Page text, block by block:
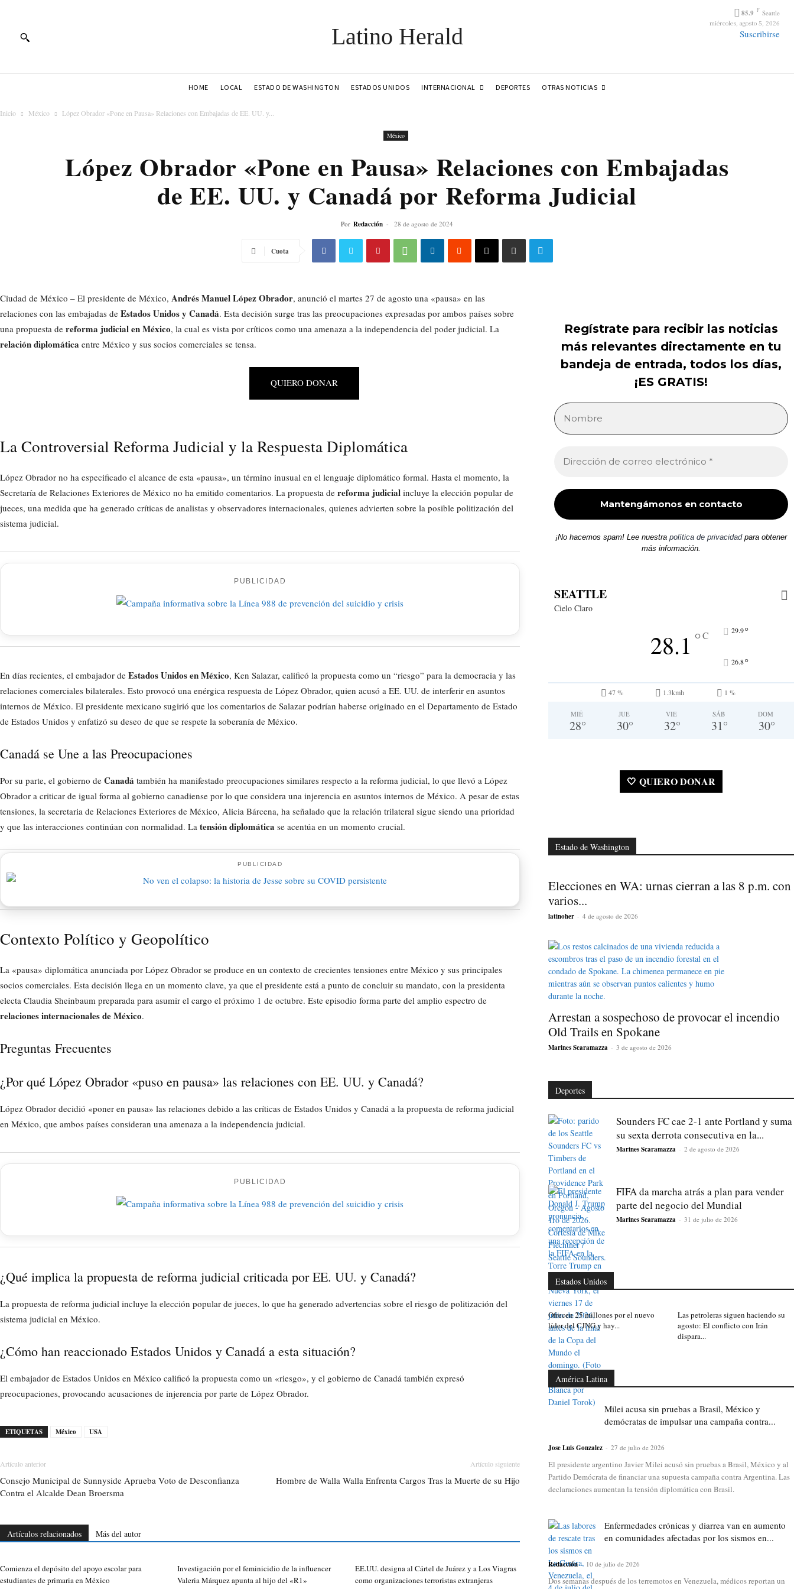
Latino Herald
85.9 F Seattle
miércoles, agosto 5, 2026
Suscribirse
HOME LOCAL ESTADO DE WASHINGTON ESTADOS UNIDOS INTERNACIONAL DEPORTES OTRAS NOTICIAS
Inicio México López Obrador «Pone en Pausa» Relaciones con Embajadas de EE. UU. y...
México
López Obrador «Pone en Pausa» Relaciones con Embajadas
de EE. UU. y Canadá por Reforma Judicial
Por Redacción - 28 de agosto de 2024
Cuota
Ciudad de México – El presidente de México, Andrés Manuel López Obrador, anunció el martes 27 de agosto una «pausa» en las
relaciones con las embajadas de Estados Unidos y Canadá. Esta decisión surge tras las preocupaciones expresadas por ambos países sobre
una propuesta de reforma judicial en México, la cual es vista por críticos como una amenaza a la independencia del poder judicial. La
relación diplomática entre México y sus socios comerciales se tensa.
QUIERO DONAR
La Controversial Reforma Judicial y la Respuesta Diplomática
López Obrador no ha especificado el alcance de esta «pausa», un término inusual en el lenguaje diplomático formal. Hasta el momento, la
Secretaría de Relaciones Exteriores de México no ha emitido comentarios. La propuesta de reforma judicial incluye la elección popular de
jueces, una medida que ha generado críticas de analistas y observadores internacionales, quienes advierten sobre la posible politización del
sistema judicial.
PUBLICIDAD
En días recientes, el embajador de Estados Unidos en México, Ken Salazar, calificó la propuesta como un “riesgo” para la democracia y las
relaciones comerciales bilaterales. Esto provocó una enérgica respuesta de López Obrador, quien acusó a EE. UU. de interferir en asuntos
internos de México. El presidente mexicano sugirió que los comentarios de Salazar podrían haberse originado en el Departamento de Estado
de Estados Unidos y enfatizó su deseo de que se respete la soberanía de México.
Canadá se Une a las Preocupaciones
Por su parte, el gobierno de Canadá también ha manifestado preocupaciones similares respecto a la reforma judicial, lo que llevó a López
Obrador a criticar de igual forma al gobierno canadiense por lo que considera una injerencia en asuntos internos de México. A pesar de estas
tensiones, la secretaria de Relaciones Exteriores de México, Alicia Bárcena, ha señalado que la relación trilateral sigue siendo una prioridad
y que las interacciones continúan con normalidad. La tensión diplomática se acentúa en un momento crucial.
PUBLICIDAD
Contexto Político y Geopolítico
La «pausa» diplomática anunciada por López Obrador se produce en un contexto de crecientes tensiones entre México y sus principales
socios comerciales. Esta decisión llega en un momento clave, ya que el presidente está a punto de concluir su mandato, con la presidenta
electa Claudia Sheinbaum preparada para asumir el cargo el próximo 1 de octubre. Este episodio forma parte del amplio espectro de
relaciones internacionales de México.
Preguntas Frecuentes
¿Por qué López Obrador «puso en pausa» las relaciones con EE. UU. y Canadá?
López Obrador decidió «poner en pausa» las relaciones debido a las críticas de Estados Unidos y Canadá a la propuesta de reforma judicial
en México, que ambos países consideran una amenaza a la independencia judicial.
PUBLICIDAD
¿Qué implica la propuesta de reforma judicial criticada por EE. UU. y Canadá?
La propuesta de reforma judicial incluye la elección popular de jueces, lo que ha generado advertencias sobre el riesgo de politización del
sistema judicial en México.
¿Cómo han reaccionado Estados Unidos y Canadá a esta situación?
El embajador de Estados Unidos en México calificó la propuesta como un «riesgo», y el gobierno de Canadá también expresó
preocupaciones, provocando acusaciones de injerencia por parte de López Obrador.
ETIQUETAS México USA
Artículo anterior
Consejo Municipal de Sunnyside Aprueba Voto de Desconfianza
Contra el Alcalde Dean Broersma
Artículo siguiente
Hombre de Walla Walla Enfrenta Cargos Tras la Muerte de su Hijo
Artículos relacionados Más del autor
Comienza el depósito del apoyo escolar para
estudiantes de primaria en México
Investigación por el feminicidio de la influencer
Valeria Márquez apunta al hijo del «R1»
EE.UU. designa al Cártel de Juárez y a Los Viagras
como organizaciones terroristas extranjeras
Regístrate para recibir las noticias
más relevantes directamente en tu
bandeja de entrada, todos los días,
¡ES GRATIS!
¡No hacemos spam! Lee nuestra política de privacidadpara obtener
más información.
SEATTLE
Cielo Claro
28.1 °C 29.9°
26.8°
47 % 1.3kmh 1 %
MIÉ
28°
JUE
30°
VIE
32°
SÁB
31°
DOM
30°
🤍 QUIERO DONAR
Estado de Washington
Elecciones en WA: urnas cierran a las 8 p.m. con
varios...
latinoher - 4 de agosto de 2026
Arrestan a sospechoso de provocar el incendio
Old Trails en Spokane
Marines Scaramazza - 3 de agosto de 2026
Deportes
Sounders FC cae 2-1 ante Portland y suma
su sexta derrota consecutiva en la...
Marines Scaramazza - 2 de agosto de 2026
FIFA da marcha atrás a plan para vender
parte del negocio del Mundial
Marines Scaramazza - 31 de julio de 2026
Estados Unidos
Ofrecen 25 millones por el nuevo
líder del CJNG y hay...
Las petroleras siguen haciendo su
agosto: El conflicto con Irán
dispara...
América Latina
Milei acusa sin pruebas a Brasil, México y
demócratas de impulsar una campaña contra...
Jose Luis Gonzalez - 27 de julio de 2026
El presidente argentino Javier Milei acusó sin pruebas a Brasil, México y al
Partido Demócrata de financiar una supuesta campaña contra Argentina. Las
declaraciones aumentan la tensión diplomática con Brasil.
Enfermedades crónicas y diarrea van en aumento
en comunidades afectadas por los sismos en...
Redacción - 10 de julio de 2026
Dos semanas después de los terremotos en Venezuela, médicos reportan un